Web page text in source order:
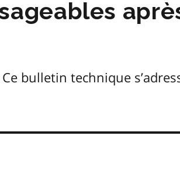
bulletin technique